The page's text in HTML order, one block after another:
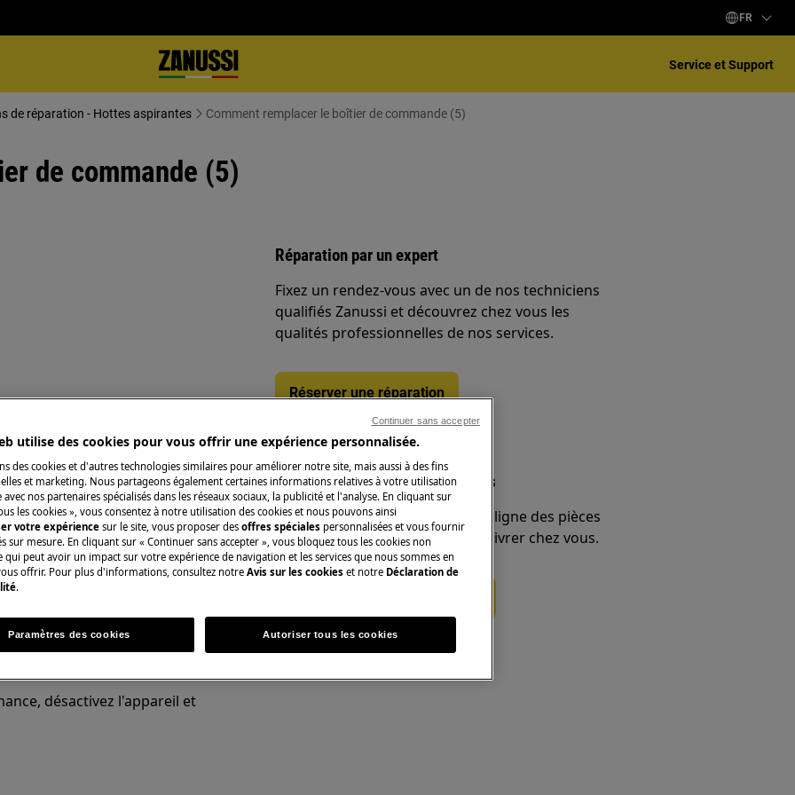
FR
Service et Support
de réparation - Hottes aspirantes Comment remplacer le boîtier de commande (5)
de commande (5)
manuel d'utilisation de votre
maintenance.
désactivez l'appareil et
Réparation par un expert
Fixez un rendez-vous avec un de nos techniciens
qualifiés Zanussi et découvrez chez vous les
qualités professionnelles de nos services.
Réserver une réparation
Pièces détachées et accessoires
Trouvez dans notre boutique en ligne des pièces
détachées d’origine et faites-les livrer chez vous.
utilise des cookies pour vous offrir une expérience personnalisée.
des cookies et d'autres technologies similaires pour améliorer notre site, mais aussi à des fins
et marketing. Nous partageons également certaines informations relatives à votre utilisation
nos partenaires spécialisés dans les réseaux sociaux, la publicité et l'analyse. En cliquant sur
les cookies », vous consentez à notre utilisation des cookies et nous pouvons ainsi
votre expérience sur le site, vous proposer des offres spéciales personnalisées et vous fournir
sur mesure. En cliquant sur « Continuer sans accepter », vous bloquez tous les cookies non
qui peut avoir un impact sur votre expérience de navigation et les services que nous sommes en
offrir. Pour plus d'informations, consultez notre Avis sur les cookies et notre Déclaration de
.
Paramètres des cookies Autoriser tous les cookies
Continuer sans accepter